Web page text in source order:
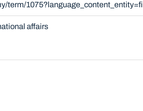
term/1075?language_content_entity=fi
affairs